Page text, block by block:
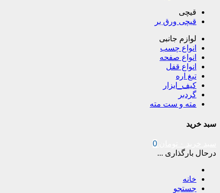
قیچی
قیچی ورق بر
لوازم جانبی
انواع چسب
انواع صفحه
انواع قفل
تیغ اره
کیف_ابزار
گردبر
مته و ست مته
سبد خرید
0
درحال بارگذاری ...
خانه
جستجو